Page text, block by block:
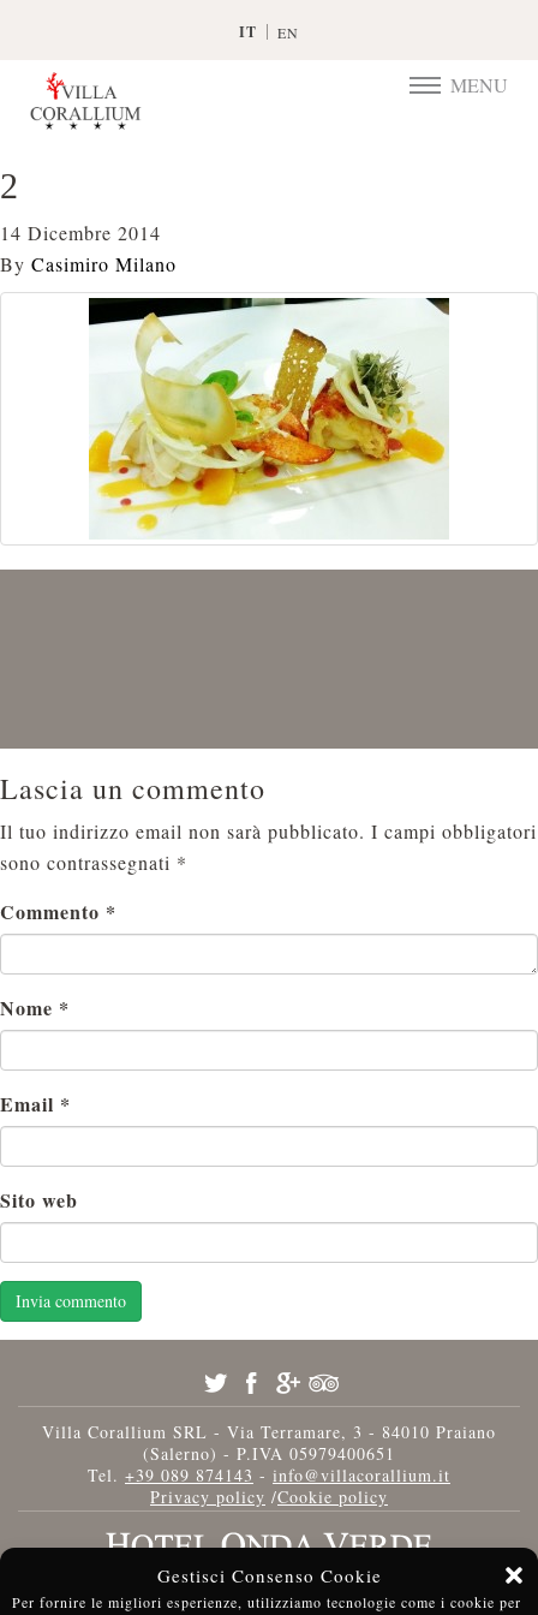
Gestisci Consenso Cookie
Per fornire le migliori esperienze, utilizziamo tecnologie come i cookie per
IT EN
TOGGLE
MENU
2
14 Dicembre 2014
By Casimiro Milano
Lascia un commento
Il tuo indirizzo email non sarà pubblicato. I campi obbligatori
sono contrassegnati *
Commento *
Nome *
Email *
Sito web
Villa Corallium SRL - Via Terramare, 3 - 84010 Praiano
(Salerno) - P.IVA 05979400651
Tel. +39 089 874143 - info@villacorallium.it
Privacy policy /Cookie policy